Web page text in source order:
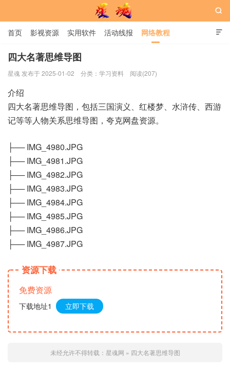

首页 影视资源 实用软件 活动线报 网络教程
用户中心 书籍 娱乐

四大名著思维导图
星魂 发布于 2025-01-02 分类： 学习资料 阅读(207)
介绍
四大名著思维导图，包括三国演义、红楼梦、水浒传、西游
记等等人物关系思维导图，夸克网盘资源。
├── IMG_4980.JPG
├── IMG_4981.JPG
├── IMG_4982.JPG
├── IMG_4983.JPG
├── IMG_4984.JPG
├── IMG_4985.JPG
├── IMG_4986.JPG
├── IMG_4987.JPG
资源下载
免费资源
下载地址1 立即下载
未经允许不得转载： 星魂网 » 四大名著思维导图